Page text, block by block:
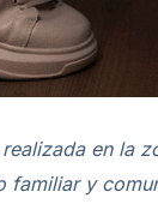
en la
familiar y